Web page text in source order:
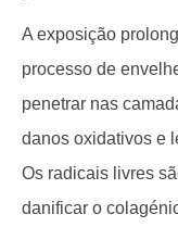
A exposição
processo de
penetrar nas
danos oxidativos e
Os radicais livres
danificar o